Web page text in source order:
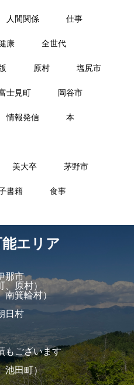
人間関係 仕事
康 全世代
原村 塩尻市
士見町 岡谷市
情報発信 本
美大卒 茅野市
書籍 食事
エリア
那市
原村）
南箕輪村）
日村
もございます
池田町）